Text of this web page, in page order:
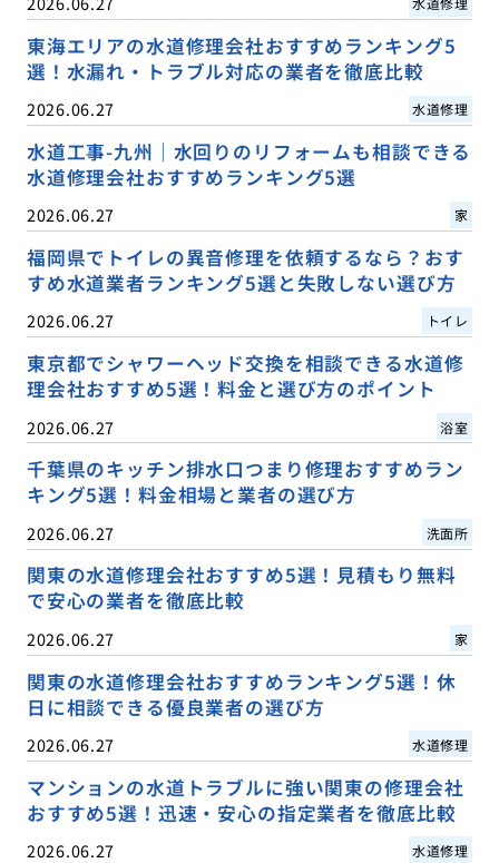
東海エリアの水道修理会社おすすめランキング5
選！水漏れ・トラブル対応の業者を徹底比較
2026.06.27 水道修理
水道工事-九州｜水回りのリフォームも相談できる
水道修理会社おすすめランキング5選
2026.06.27 家
福岡県でトイレの異音修理を依頼するなら？おす
すめ水道業者ランキング5選と失敗しない選び方
2026.06.27 トイレ
東京都でシャワーヘッド交換を相談できる水道修
理会社おすすめ5選！料金と選び方のポイント
2026.06.27 浴室
千葉県のキッチン排水口つまり修理おすすめラン
キング5選！料金相場と業者の選び方
2026.06.27 洗面所
関東の水道修理会社おすすめ5選！見積もり無料
で安心の業者を徹底比較
2026.06.27 家
関東の水道修理会社おすすめランキング5選！休
日に相談できる優良業者の選び方
2026.06.27 水道修理
マンションの水道トラブルに強い関東の修理会社
おすすめ5選！迅速・安心の指定業者を徹底比較
2026.06.27 水道修理